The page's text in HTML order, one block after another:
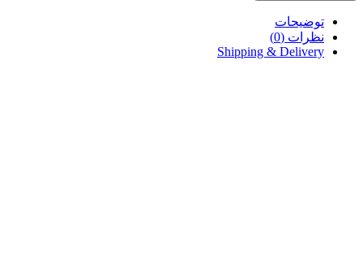
توضیحات
نظرات (0)
Shipping & Delivery